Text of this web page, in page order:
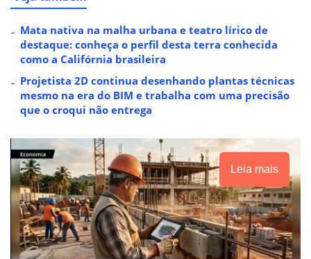
Mata nativa na malha urbana e teatro lírico de
destaque: conheça o perfil desta terra conhecida
como a Califórnia brasileira
Projetista 2D continua desenhando plantas técnicas
mesmo na era do BIM e trabalha com uma precisão
que o croqui não entrega
Leia mais